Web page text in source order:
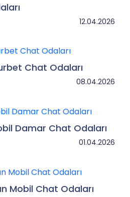
12.04.2026
Chat Odaları
08.04.2026
Damar Chat Odaları
01.04.2026
Mobil Chat Odaları